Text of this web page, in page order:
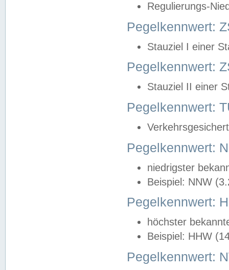
Regulierungs-
Pegelkennwert:
Stauziel I einer
Pegelkennwert:
Stauziel II einer
Pegelkennwert:
Pegelkennwert:
niedrigster
Beispiel: NNW
Pegelkennwert:
höchster
Beispiel: HHW
Pegelkennwert: